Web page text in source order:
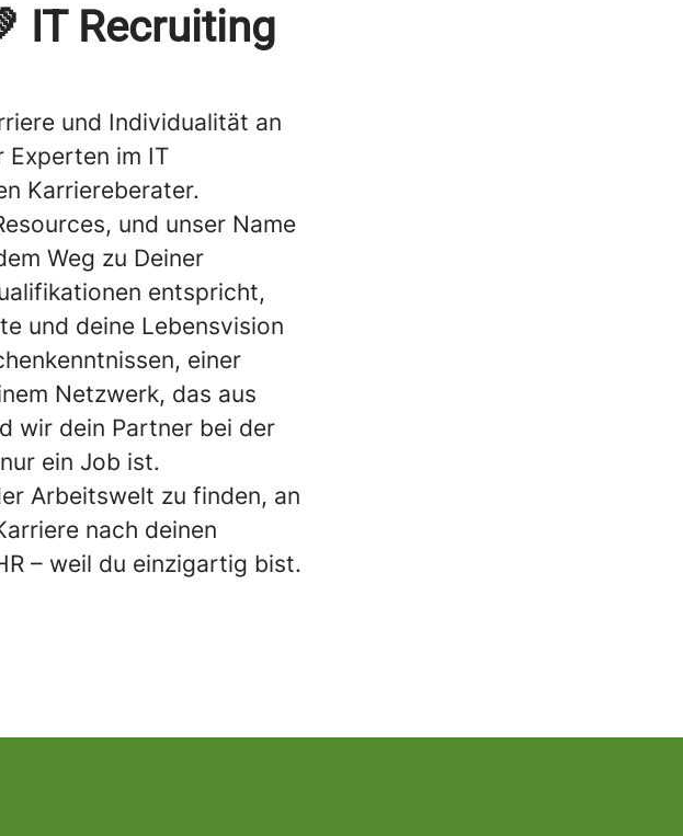
IT Recruiting
und Individualität an
Experten im IT
Karriereberater.
und unser Name
Weg zu Deiner
entspricht,
und deine Lebensvision
einer
Netzwerk, das aus
wir dein Partner bei der
ein Job ist.
Arbeitswelt zu finden, an
nach deinen
– weil du einzigartig bist.